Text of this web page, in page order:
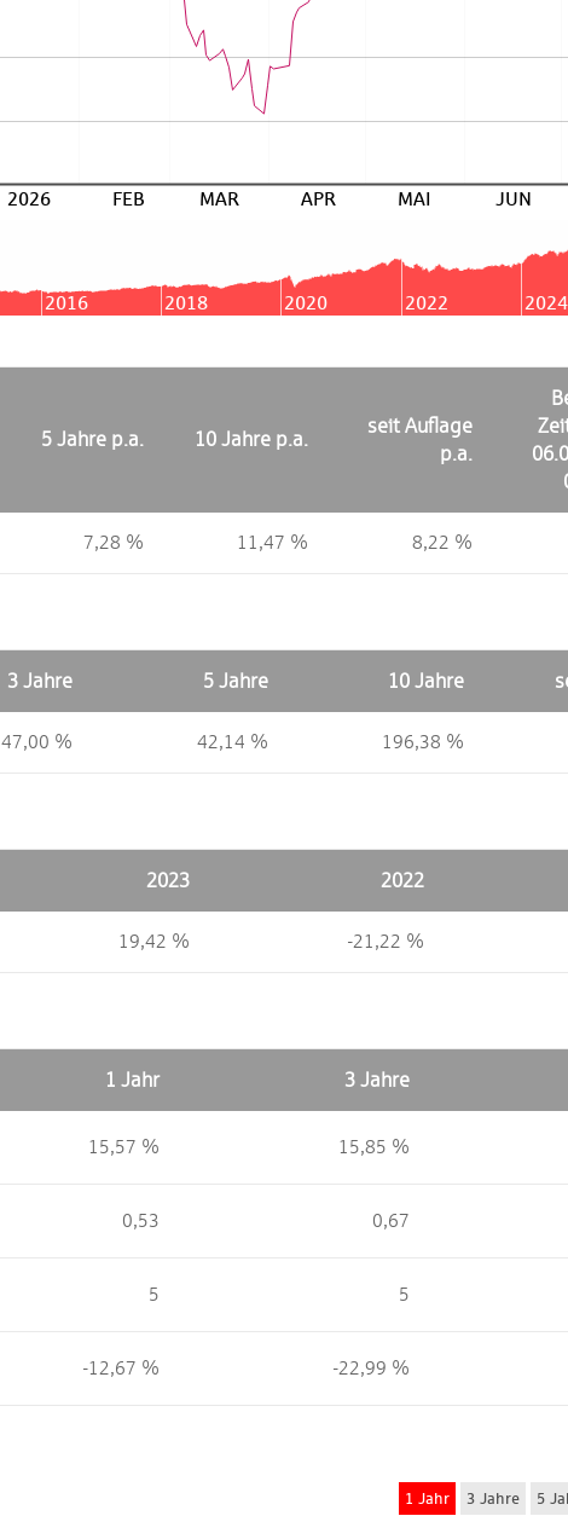
2026 FEB MAR APR MAI JUN
2016 2018 2020 2022 2024
5 Jahre p.a. 10 Jahre p.a.
seit Auflage
p.a.
7,28 % 11,47 % 8,22 %
3 Jahre 5 Jahre 10 Jahre
47,00 % 42,14 % 196,38 %
2023 2022
19,42 % -21,22 %
1 Jahr 3 Jahre
15,57 % 15,85 %
0,53 0,67
5 5
-12,67 % -22,99 %
1 Jahr 3 Jahre 5